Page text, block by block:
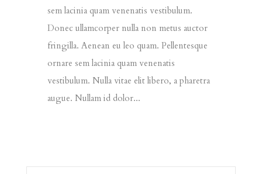
sem lacinia quam venenatis vestibulum.
Donec ullamcorper nulla non metus auctor
fringilla. Aenean eu leo quam. Pellentesque
ornare sem lacinia quam venenatis
vestibulum. Nulla vitae elit libero, a pharetra
augue. Nullam id dolor...